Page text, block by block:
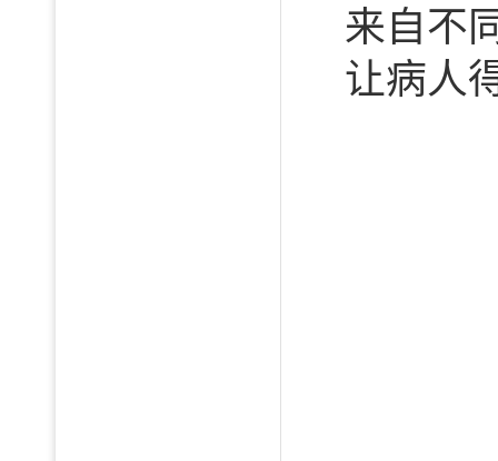
来自不
让病人